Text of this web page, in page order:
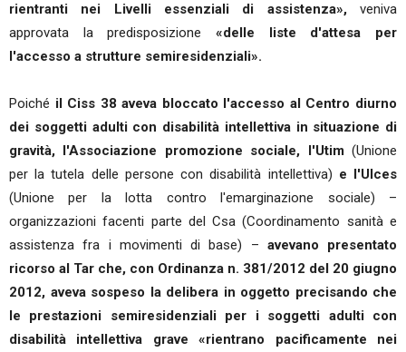
rientranti nei Livelli essenziali di assistenza»,veniva
approvata la predisposizione «delle liste d'attesa per
l'accesso a strutture semiresidenziali».
Poiché il Ciss 38 aveva bloccato l'accesso al Centro diurno
dei soggetti adulti con disabilità intellettiva in situazione di
gravità, l'Associazione promozione sociale, l'Utim (Unione
per la tutela delle persone con disabilità intellettiva) e l'Ulces
(Unione per la lotta contro l'emarginazione sociale) –
organizzazioni facenti parte del Csa (Coordinamento sanità e
assistenza fra i movimenti di base) – avevano presentato
ricorso al Tar che, con Ordinanza n. 381/2012 del 20 giugno
2012, aveva sospeso la delibera in oggetto precisando che
le prestazioni semiresidenziali per i soggetti adulti con
disabilità intellettiva grave «rientrano pacificamente nei